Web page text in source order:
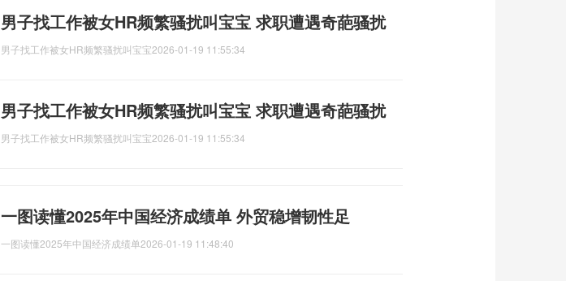
男子找工作被女HR频繁骚扰叫宝宝 求职遭遇奇葩骚扰
男子找工作被女HR频繁骚扰叫宝宝2026-01-19 11:55:34
男子找工作被女HR频繁骚扰叫宝宝 求职遭遇奇葩骚扰
男子找工作被女HR频繁骚扰叫宝宝2026-01-19 11:55:34
一图读懂2025年中国经济成绩单 外贸稳增韧性足
一图读懂2025年中国经济成绩单2026-01-19 11:48:40